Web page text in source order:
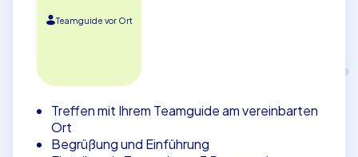
Teamguide vor Ort
Treffen mit Ihrem Teamguide am vereinbarten
Ort
Begrüßung und Einführung